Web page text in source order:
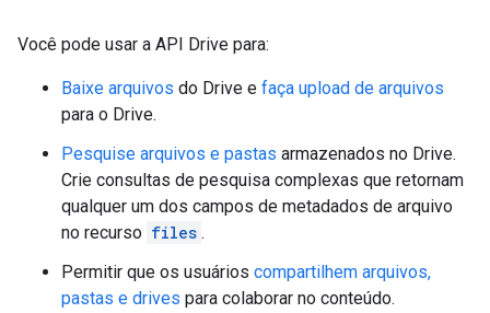
Você pode usar a API Drive para:
Baixe arquivos do Drive e faça upload de arquivos
para o Drive.
Pesquise arquivos e pastas armazenados no Drive.
Crie consultas de pesquisa complexas que retornam
qualquer um dos campos de metadados de arquivo
no recurso files .
Permitir que os usuários compartilhem arquivos,
pastas e drives para colaborar no conteúdo.